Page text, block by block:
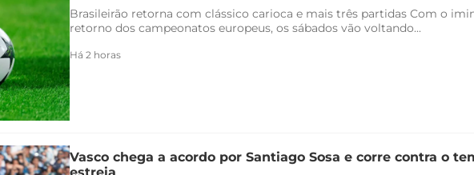
Brasileirão retorna com clássico carioca e mais três partidas Com o
retorno dos campeonatos europeus, os sábados vão voltando...
Há 2 horas
Vasco chega a acordo por Santiago Sosa e corre contra o
estreia